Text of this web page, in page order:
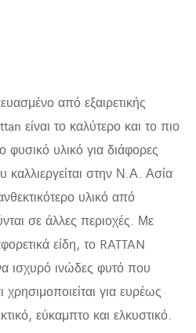
από εξαιρετικής
είναι το καλύτερο και το πιο
υλικό για διάφορες
στην Ν.Α. Ασία
υλικό από
σε άλλες περιοχές. Με
είδη, το RATTAN
ισχυρό ινώδες φυτό που
για ευρέως
εύκαμπτο και ελκυστικό.